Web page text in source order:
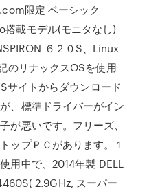
限定 ベーシック
載モデル(モニタなし)
６２０S、Linux
リナックスOSを使用
サイトからダウンロード
、標準ドライバーがイン
が悪いです。フリーズ、
ップＰＣがあります。１
用中で、2014年製 DELL
2.9GHz, スーパー